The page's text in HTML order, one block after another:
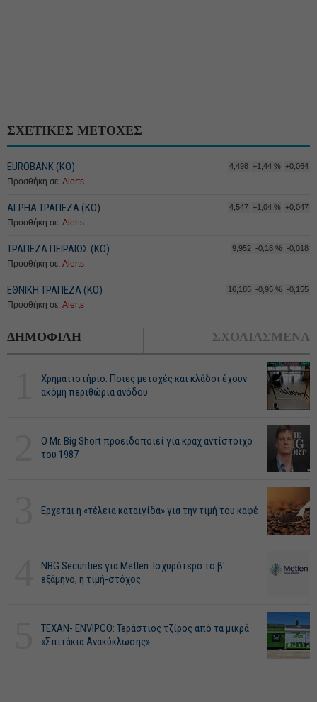
ΣΧΕΤΙΚΕΣ ΜΕΤΟΧΕΣ
EUROBANK (ΚΟ) 4,498 +1,44 % +0,064
Προσθήκη σε: Alerts
ALPHA ΤΡΑΠΕΖΑ (ΚΟ) 4,547 +1,04 % +0,047
Προσθήκη σε: Alerts
ΤΡΑΠΕΖΑ ΠΕΙΡΑΙΩΣ (ΚΟ) 9,952 -0,18 % -0,018
Προσθήκη σε: Alerts
ΕΘΝΙΚΗ ΤΡΑΠΕΖΑ (KO) 16,185 -0,95 % -0,155
Προσθήκη σε: Alerts
ΔΗΜΟΦΙΛΗ ΣΧΟΛΙΑΣΜΕΝΑ
Χρηματιστήριο: Ποιες μετοχές και κλάδοι έχουν
ακόμη περιθώρια ανόδου
O Mr. Big Short προειδοποιεί για κραχ αντίστοιχο
του 1987
Ερχεται η «τέλεια καταιγίδα» για την τιμή του καφέ
NBG Securities για Metlen: Ισχυρότερο το β'
εξάμηνο, η τιμή-στόχος
ΤΕΧΑΝ- ENVIPCO: Τεράστιος τζίρος από τα μικρά
«Σπιτάκια Ανακύκλωσης»